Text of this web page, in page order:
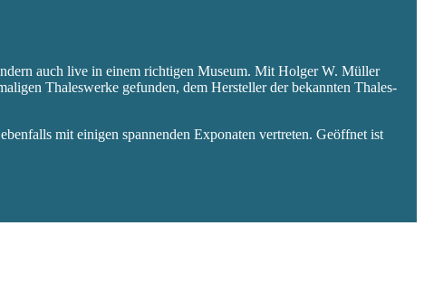
auch live in einem richtigen Museum. Mit Holger W. Müller
Thaleswerke gefunden, dem Hersteller der bekannten Thales-
mit einigen spannenden Exponaten vertreten. Geöffnet ist